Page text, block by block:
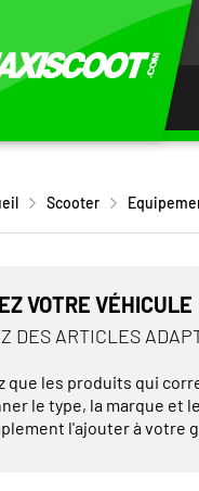
Scooter
VOTRE VÉHICULE
DES ARTICLES
que les produits qui
le type, la marque et
l'ajouter à votre